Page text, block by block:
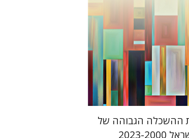
הנחת אתר ספר מודפס
$46
$41
ההשכלה הגבוהה של
2023-2000